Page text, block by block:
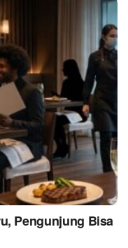
Pengunjung Bisa